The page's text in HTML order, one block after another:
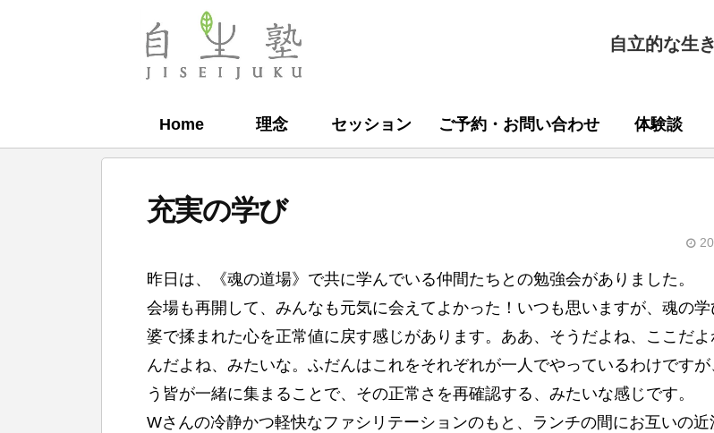
自
自立的な生
Home 理念 セッション ご予約・お問い合わせ 体験談
充実の学び
自
生
塾
昨日は、《魂の道場》で共に学んでいる仲間たちとの勉強会がありました。
会場も再開して、みんなも元気に会えてよかった！いつも思いますが、魂の
婆で揉まれた心を正常値に戻す感じがあります。ああ、そうだよね、ここだよ
んだよね、みたいな。ふだんはこれをそれぞれが一人でやっているわけです
う皆が一緒に集まることで、その正常さを再確認する、みたいな感じです。
Wさんの冷静かつ軽快なファシリテーションのもと、ランチの間にお互いの近